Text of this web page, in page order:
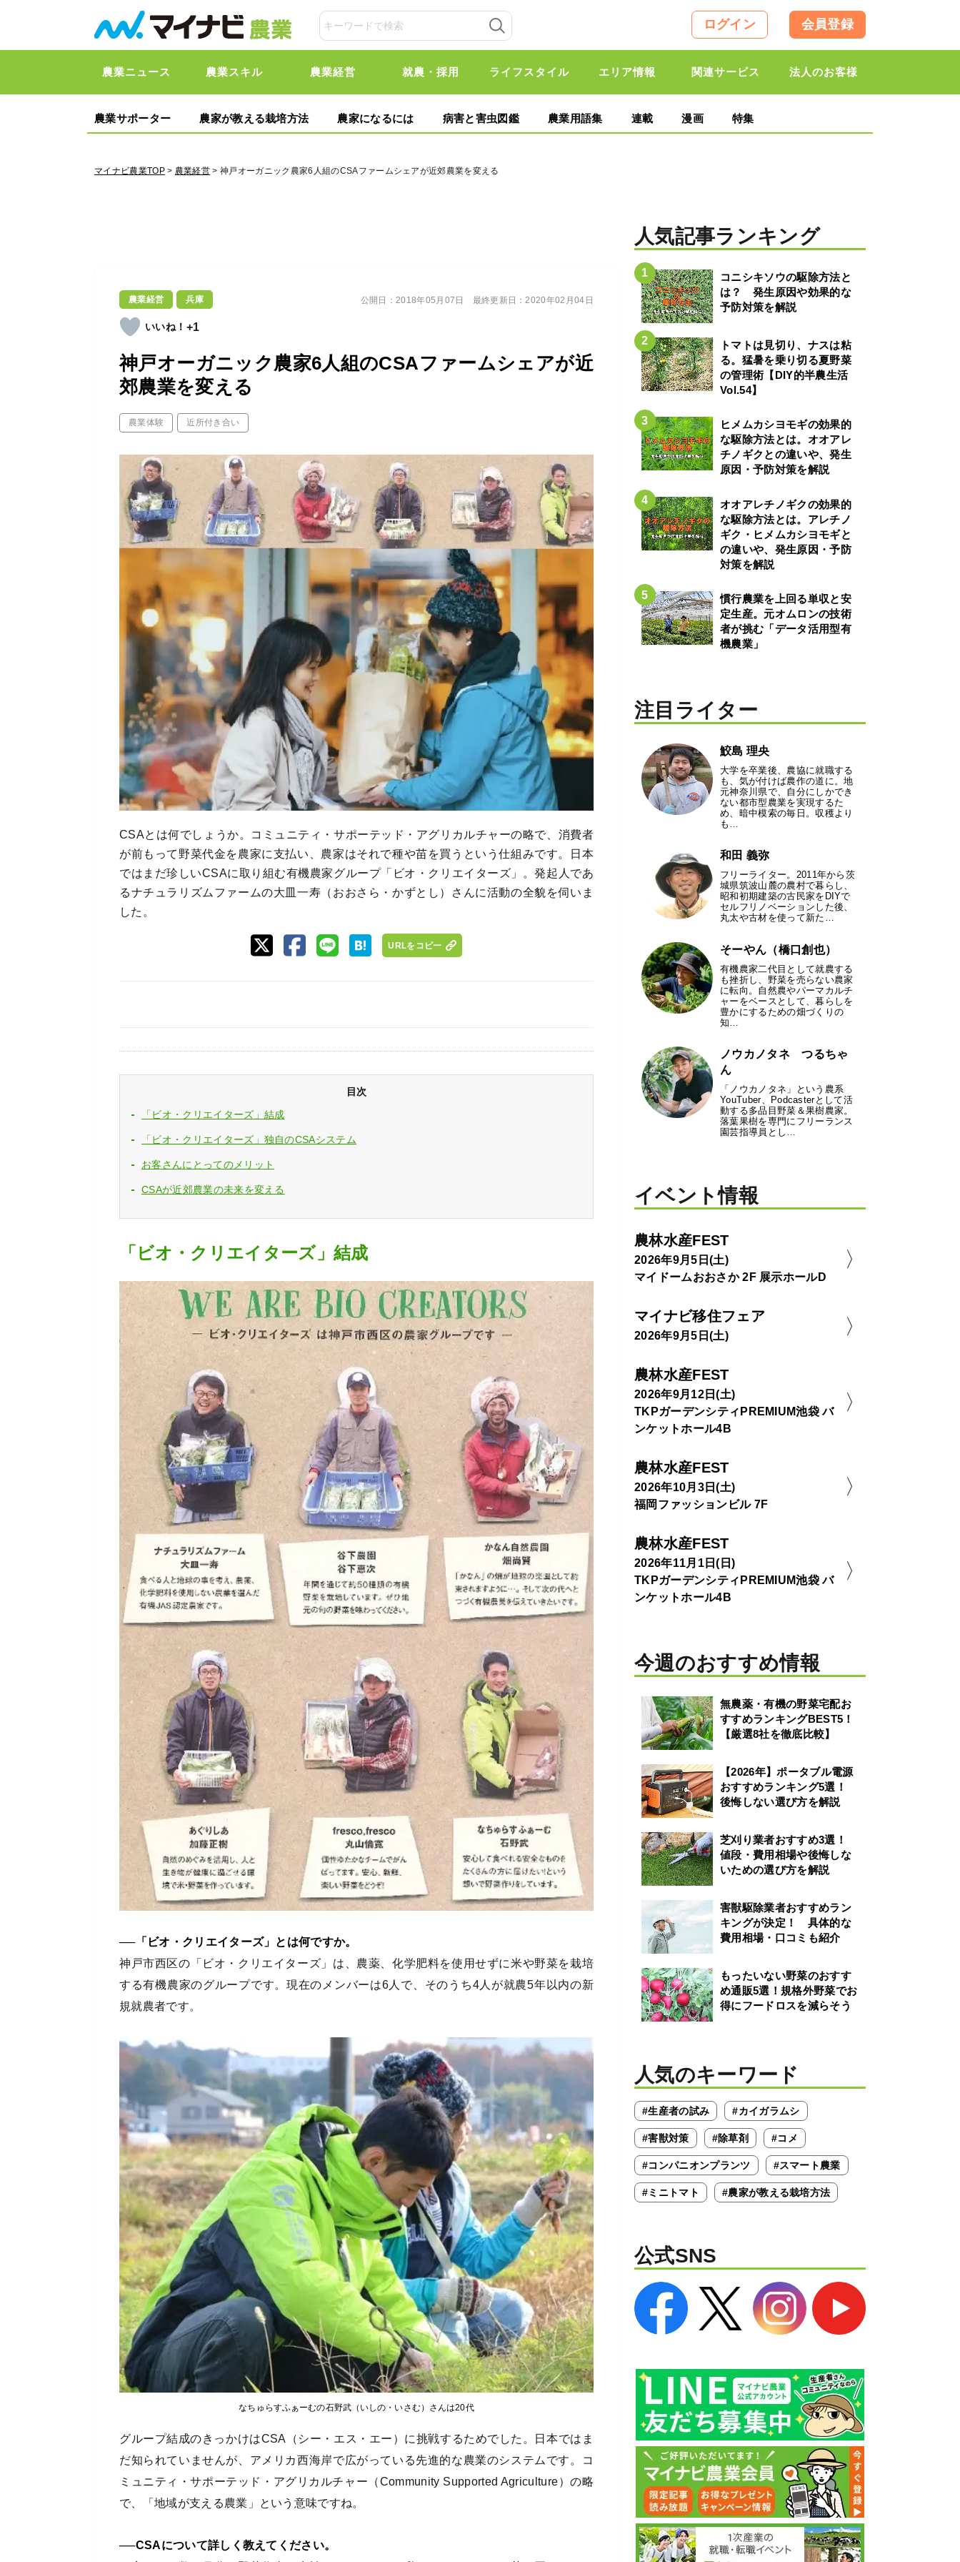
ログイン 会員登録
農業ニュース 農業スキル 農業経営 就農・採用 ライフスタイル エリア情報 関連サービス 法人のお客様
農業サポーター 農家が教える栽培方法 農家になるには 病害と害虫図鑑 農業用語集 連載 漫画 特集
マイナビ農業TOP> 農業経営 > 神戸オーガニック農家6人組のCSAファームシェアが近郊農業を変える
農業経営 兵庫
+1
神戸オーガニック農家6人組のCSAファームシェアが近
郊農業を変える
農業体験 近所付き合い
公開日：2018年05月07日 最終更新日：2020年02月04日
CSAとは何でしょうか。コミュニティ・サポーテッド・アグリカルチャーの略で、消費者
が前もって野菜代金を農家に支払い、農家はそれで種や苗を買うという仕組みです。日本
ではまだ珍しいCSAに取り組む有機農家グループ「ビオ・クリエイターズ」。発起人であ
るナチュラリズムファームの大皿一寿（おおさら・かずとし）さんに活動の全貌を伺いま
した。
URLをコピー
目次
「ビオ・クリエイターズ」結成
「ビオ・クリエイターズ」独自のCSAシステム
お客さんにとってのメリット
CSAが近郊農業の未来を変える
「ビオ・クリエイターズ」結成
──「ビオ・クリエイターズ」とは何ですか。
神戸市西区の「ビオ・クリエイターズ」は、農薬、化学肥料を使用せずに米や野菜を栽培
する有機農家のグループです。現在のメンバーは6人で、そのうち4人が就農5年以内の新
規就農者です。
なちゅらすふぁーむの石野武（いしの・いさむ）さんは20代
グループ結成のきっかけはCSA（シー・エス・エー）に挑戦するためでした。日本ではま
だ知られていませんが、アメリカ西海岸で広がっている先進的な農業のシステムです。コ
ミュニティ・サポーテッド・アグリカルチャー（Community Supported Agriculture）の略
で、「地域が支える農業」という意味ですね。
──CSAについて詳しく教えてください。
人気記事ランキング
コニシキソウの駆除方法と
は？ 発生原因や効果的な
予防対策を解説
トマトは見切り、ナスは粘
る。猛暑を乗り切る夏野菜
の管理術【DIY的半農生活
Vol.54】
ヒメムカシヨモギの効果的
な駆除方法とは。オオアレ
チノギクとの違いや、発生
原因・予防対策を解説
オオアレチノギクの効果的
な駆除方法とは。アレチノ
ギク・ヒメムカシヨモギと
の違いや、発生原因・予防
対策を解説
慣行農業を上回る単収と安
定生産。元オムロンの技術
者が挑む「データ活用型有
機農業」
注目ライター
鮫島 理央
大学を卒業後、農協に就職する
も、気が付けば農作の道に。地
元神奈川県で、自分にしかでき
ない都市型農業を実現するた
め、暗中模索の毎日。収穫より
も…
和田 義弥
フリーライター。2011年から茨
城県筑波山麓の農村で暮らし、
昭和初期建築の古民家をDIYで
セルフリノベーションした後、
丸太や古材を使って新た…
そーやん（橋口創也）
有機農家二代目として就農する
も挫折し、野菜を売らない農家
に転向。自然農やパーマカルチ
ャーをベースとして、暮らしを
豊かにするための畑づくりの
知…
ノウカノタネ つるちゃ
ん
「ノウカノタネ」という農系
YouTuber、Podcasterとして活
動する多品目野菜＆果樹農家。
落葉果樹を専門にフリーランス
園芸指導員とし…
イベント情報
農林水産FEST
2026年9月5日(土)
マイドームおおさか 2F 展示ホールD
マイナビ移住フェア
2026年9月5日(土)
農林水産FEST
2026年9月12日(土)
TKPガーデンシティPREMIUM池袋 バ
ンケットホール4B
農林水産FEST
2026年10月3日(土)
福岡ファッションビル 7F
農林水産FEST
2026年11月1日(日)
TKPガーデンシティPREMIUM池袋 バ
ンケットホール4B
今週のおすすめ情報
無農薬・有機の野菜宅配お
すすめランキングBEST5！
【厳選8社を徹底比較】
【2026年】ポータブル電源
おすすめランキング5選！
後悔しない選び方を解説
芝刈り業者おすすめ3選！
値段・費用相場や後悔しな
いための選び方を解説
害獣駆除業者おすすめラン
キングが決定！ 具体的な
費用相場・口コミも紹介
もったいない野菜のおすす
め通販5選！規格外野菜でお
得にフードロスを減らそう
人気のキーワード
#生産者の試み #カイガラムシ
#害獣対策 #除草剤 #コメ
#コンパニオンプランツ #スマート農業
#ミニトマト #農家が教える栽培方法
公式SNS